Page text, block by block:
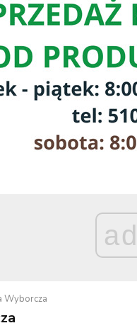
ad
Wyborcza